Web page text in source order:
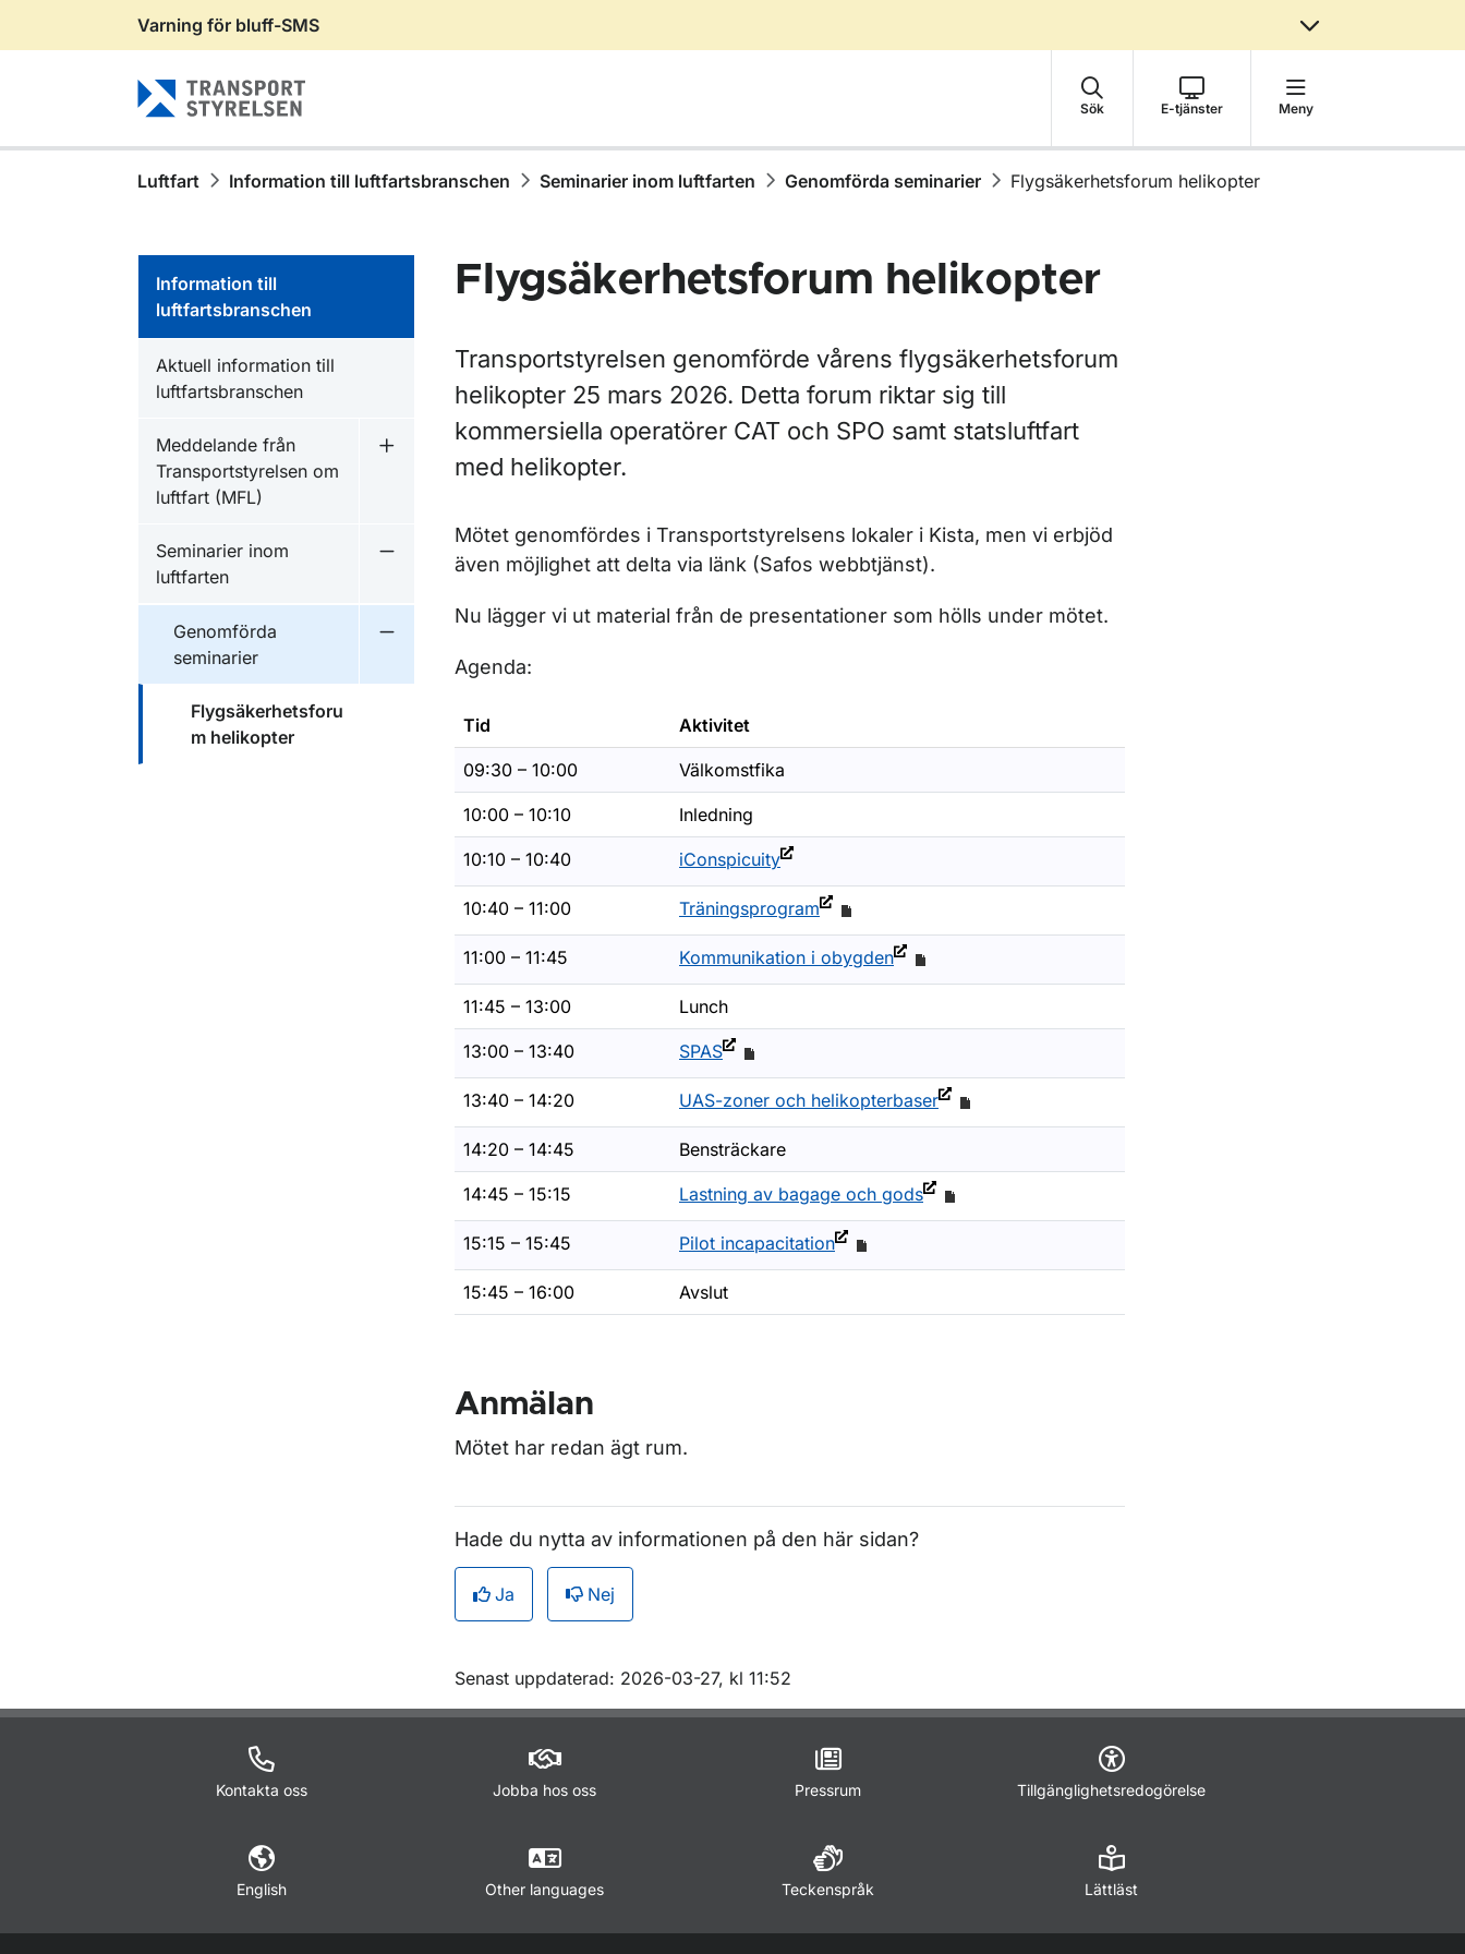
Gå till sidans innehåll
Varning för bluff-SMS
Sök E-tjänster Meny
Luftfart Information till luftfartsbranschen Seminarier inom luftfarten Genomförda seminarier Flygsäkerhetsforum helikopter
Information till
luftfartsbranschen
Aktuell information till
luftfartsbranschen
Meddelande från
Transportstyrelsen om
luftfart (MFL)
Undermeny för Meddelande från Transportstyrelsen om luftfart (MFL)
Seminarier inom
luftfarten
Undermeny för Seminarier inom luftfarten
Genomförda
seminarier
Flygsäkerhetsforu
m helikopter
Flygsäkerhetsforum helikopter
Transportstyrelsen genomförde vårens flygsäkerhetsforum
helikopter 25 mars 2026. Detta forum riktar sig till
kommersiella operatörer CAT och SPO samt statsluftfart
med helikopter.
Mötet genomfördes i Transportstyrelsens lokaler i Kista, men vi erbjöd
även möjlighet att delta via länk (Safos webbtjänst).
Nu lägger vi ut material från de presentationer som hölls under mötet.
Agenda:
Tid Aktivitet
09:30 – 10:00 Välkomstfika
10:00 – 10:10 Inledning
10:10 – 10:40 iConspicuity
10:40 – 11:00 Träningsprogram
11:00 – 11:45 Kommunikation i obygden
11:45 – 13:00 Lunch
13:00 – 13:40 SPAS
13:40 – 14:20 UAS-zoner och helikopterbaser
14:20 – 14:45 Bensträckare
14:45 – 15:15 Lastning av bagage och gods
15:15 – 15:45 Pilot incapacitation
15:45 – 16:00 Avslut
Anmälan
Mötet har redan ägt rum.
Hade du nytta av informationen på den här sidan?
Ja Nej
Om sidan
Senast uppdaterad: 2026-03-27, kl 11:52
Kontakta oss Jobba hos oss Pressrum Tillgänglighetsredogörelse
English Other languages Teckenspråk Lättläst